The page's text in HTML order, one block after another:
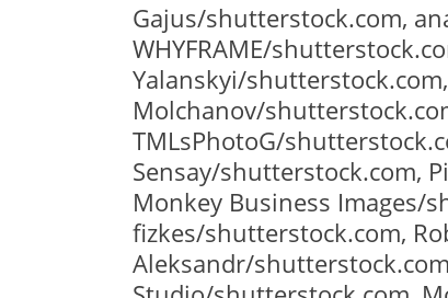
Gajus/shutterstock.com,
WHYFRAME/
Yalanskyi/
Molchanov/
TMLsPhotoG/
Sensay/shutterstock.com,
Monkey Business Images/
fizkes/shutterstock.com,
Aleksandr/